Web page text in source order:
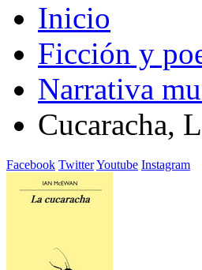
Inicio
Ficción y
Narrativa
Cucaracha,
Facebook TwitterYoutube Instagram